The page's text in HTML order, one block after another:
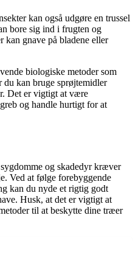
kan også udgøre en trussel
bore sig ind i frugten og
kan gnave på bladene eller
biologiske metoder som
du kan bruge sprøjtemidler
Det er vigtigt at være
og handle hurtigt for at
og skadedyr kræver
Ved at følge forebyggende
kan du nyde et rigtig godt
Husk, at det er vigtigt at
til at beskytte dine træer